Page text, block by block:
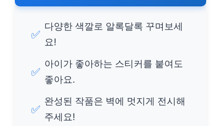
✅
다양한 색깔로 알록달록 꾸며보세
요!
✅
아이가 좋아하는 스티커를 붙여도
좋아요.
✅
완성된 작품은 벽에 멋지게 전시해
주세요!